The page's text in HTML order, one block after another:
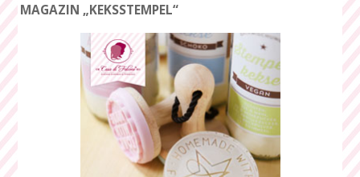
MAGAZIN „KEKSSTEMPEL“